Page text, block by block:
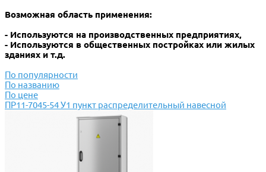
Возможная область применения:
- Используются на производственных предприятиях,
- Используются в общественных постройках или жилых
зданиях и т.д.
По популярности
По названию
По цене
ПР11-7045-54 У1 пункт распределительный навесной